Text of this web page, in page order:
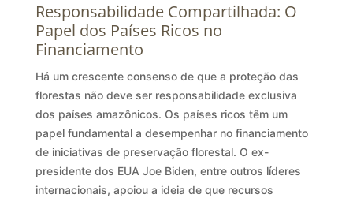
Responsabilidade Compartilhada: O
Papel dos Países Ricos no
Financiamento
Há um crescente consenso de que a proteção das
florestas não deve ser responsabilidade exclusiva
dos países amazônicos. Os países ricos têm um
papel fundamental a desempenhar no financiamento
de iniciativas de preservação florestal. O ex-
presidente dos EUA Joe Biden, entre outros líderes
internacionais, apoiou a ideia de que recursos